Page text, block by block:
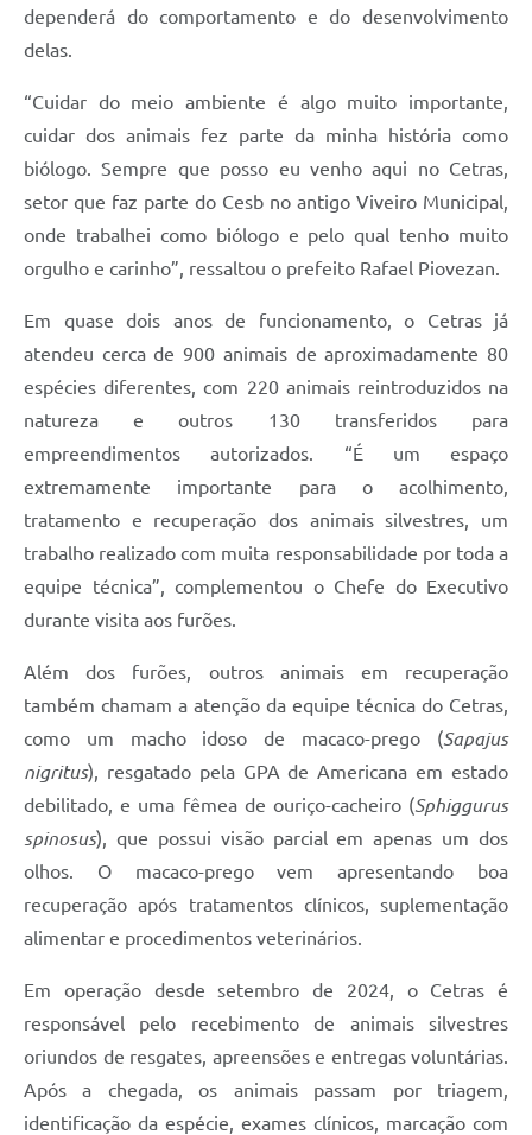
dependerá do comportamento e do desenvolvimento
delas.
“Cuidar do meio ambiente é algo muito importante,
cuidar dos animais fez parte da minha história como
biólogo. Sempre que posso eu venho aqui no Cetras,
setor que faz parte do Cesb no antigo Viveiro Municipal,
onde trabalhei como biólogo e pelo qual tenho muito
orgulho e carinho”, ressaltou o prefeito Rafael Piovezan.
Em quase dois anos de funcionamento, o Cetras já
atendeu cerca de 900 animais de aproximadamente 80
espécies diferentes, com 220 animais reintroduzidos na
natureza e outros 130 transferidos para
empreendimentos autorizados. “É um espaço
extremamente importante para o acolhimento,
tratamento e recuperação dos animais silvestres, um
trabalho realizado com muita responsabilidade por toda a
equipe técnica”, complementou o Chefe do Executivo
durante visita aos furões.
Além dos furões, outros animais em recuperação
também chamam a atenção da equipe técnica do Cetras,
como um macho idoso de macaco-prego (Sapajus
nigritus), resgatado pela GPA de Americana em estado
debilitado, e uma fêmea de ouriço-cacheiro (Sphiggurus
spinosus), que possui visão parcial em apenas um dos
olhos. O macaco-prego vem apresentando boa
recuperação após tratamentos clínicos, suplementação
alimentar e procedimentos veterinários.
Em operação desde setembro de 2024, o Cetras é
responsável pelo recebimento de animais silvestres
oriundos de resgates, apreensões e entregas voluntárias.
Após a chegada, os animais passam por triagem,
identificação da espécie, exames clínicos, marcação com